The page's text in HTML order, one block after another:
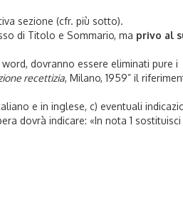
sezione (cfr. più sotto).
di Titolo e Sommario, ma privo al
dovranno essere eliminati pure i
recettizia, Milano, 1959” il
e in inglese, c) eventuali
dovrà indicare: «In nota 1 sostituisci